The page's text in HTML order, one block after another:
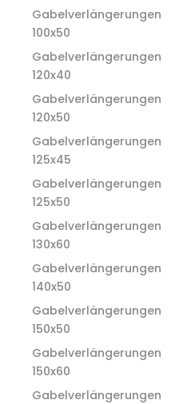
Gabelverlängerungen
100x50
Gabelverlängerungen
120x40
Gabelverlängerungen
120x50
Gabelverlängerungen
125x45
Gabelverlängerungen
125x50
Gabelverlängerungen
130x60
Gabelverlängerungen
140x50
Gabelverlängerungen
150x50
Gabelverlängerungen
150x60
Gabelverlängerungen